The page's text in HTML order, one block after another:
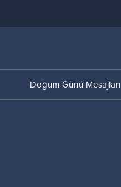
Doğum Günü Mesajları